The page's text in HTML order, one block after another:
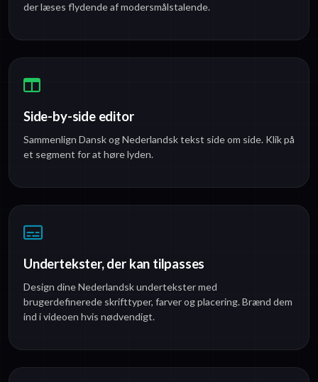
der læses flydende af modersmålstalende.
Side-by-side editor
Sammenlign Dansk og Nederlandsk tekst side om side. Klik på
et segment for at høre lyden.
Undertekster, der kan tilpasses
Design dine Nederlandsk undertekster med
brugerdefinerede skrifttyper, farver og placering. Brænd dem
ind i videoen hvis nødvendigt.